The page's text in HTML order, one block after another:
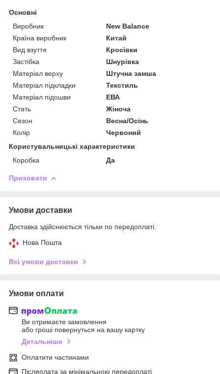
Основні
Виробник
New Balance
Країна виробник
Китай
Вид взуття
Кросівки
Застібка
Шнурівка
Матеріал верху
Штучна замша
Матеріал підкладки
Текстиль
Матеріал підошви
ЕВА
Стать
Жіноча
Сезон
Весна/Осінь
Колір
Червоний
Користувальницькі характеристики
Коробка
Да
Приховати
Умови доставки
Доставка здійснюється тільки по передоплаті.
Нова Пошта
Всі умови доставки
Умови оплати
Ви отримаєте замовлення
або гроші повернуться на вашу картку
Детальніше
Оплатити частинами
Післяплата за мінімальною передоплаті